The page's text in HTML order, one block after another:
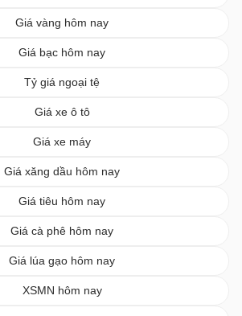
Giá vàng hôm nay
Giá bạc hôm nay
Tỷ giá ngoại tệ
Giá xe ô tô
Giá xe máy
Giá xăng dầu hôm nay
Giá tiêu hôm nay
Giá cà phê hôm nay
Giá lúa gạo hôm nay
XSMN hôm nay